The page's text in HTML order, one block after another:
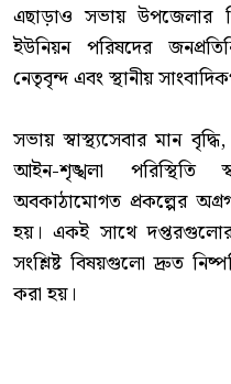
‎এছাড়াও সভায় উপজেলার
ইউনিয়ন পরিষদের
নেতৃবৃন্দ এবং স্থানীয়
‎সভায় স্বাস্থ্যসেবার মান
আইন-শৃঙ্খলা পরিস্থিতি
অবকাঠামোগত প্রকল্পের
হয়। একই সাথে দপ্তরগুলোর
সংশ্লিষ্ট বিষয়গুলো দ্রুত
করা হয়।